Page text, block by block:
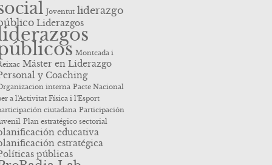
Joventut liderazgo
Liderazgos
Montcada i
Máster en Liderazgo
y Coaching
interna Pacte Nacional
a l'Activitat Física i l'Esport
ciutadana Participación
Plan estratégico sectorial
educativa
estratégica
públicas